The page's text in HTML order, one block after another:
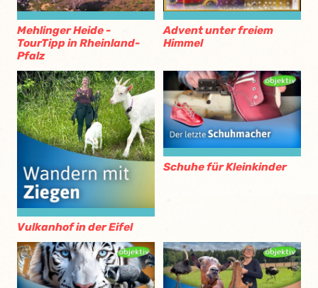
Mehlinger Heide -
TourTipp in Rheinland-
Pfalz
Advent unter freiem
Himmel
Vulkanhof in der Eifel
Schuhe für Kleinkinder